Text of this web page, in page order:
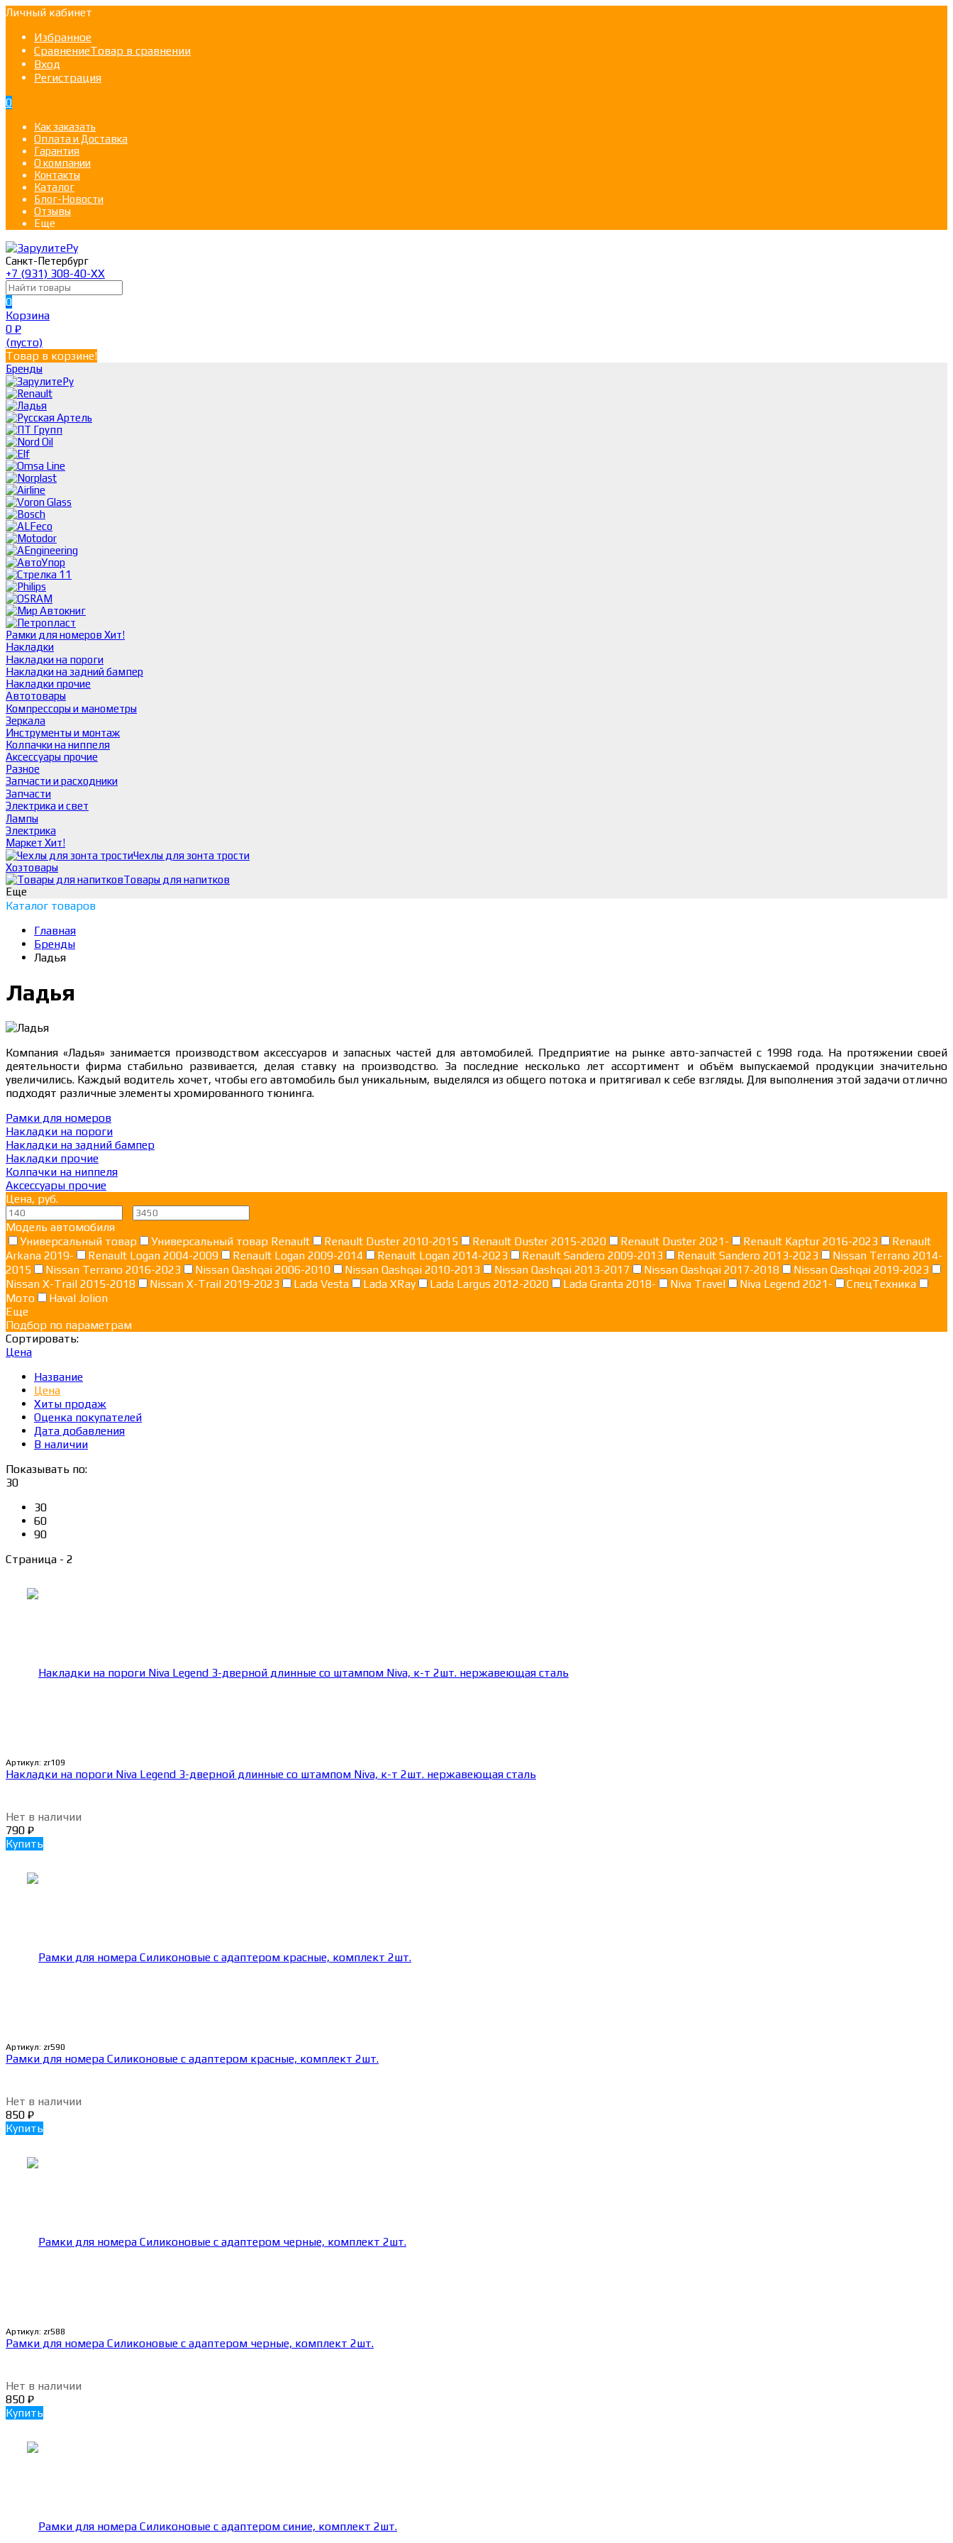
Личный кабинет
Избранное
СравнениеТовар в сравнении
Вход
Регистрация
0
Как заказать
Оплата и Доставка
Гарантия
О компании
Контакты
Каталог
Блог-Новости
Отзывы
Еще
Санкт-Петербург
+7 (931) 308-40-ХХ
0
Корзина
0 ₽
(пусто)
Товар в корзине!
Бренды
Рамки для номеров Хит!
Накладки
Накладки на пороги
Накладки на задний бампер
Накладки прочие
Автотовары
Компрессоры и манометры
Зеркала
Инструменты и монтаж
Колпачки на ниппеля
Аксессуары прочие
Разное
Запчасти и расходники
Запчасти
Электрика и свет
Лампы
Электрика
Маркет Хит!
Чехлы для зонта трости
Хозтовары
Товары для напитков
Еще
Каталог товаров
Главная
Бренды
Ладья
Ладья
Компания «Ладья» занимается производством аксессуаров и запасных частей для автомобилей. Предприятие на рынке авто-запчастей с 1998 года. На протяжении своей
деятельности фирма стабильно развивается, делая ставку на производство. За последние несколько лет ассортимент и объём выпускаемой продукции значительно
увеличились. Каждый водитель хочет, чтобы его автомобиль был уникальным, выделялся из общего потока и притягивал к себе взгляды. Для выполнения этой задачи отлично
подходят различные элементы хромированного тюнинга.
Рамки для номеров
Накладки на пороги
Накладки на задний бампер
Накладки прочие
Колпачки на ниппеля
Аксессуары прочие
Цена, руб.
Модель автомобиля
Универсальный товар
Универсальный товар Renault Renault Duster 2010-2015 Renault Duster 2015-2020 Renault Duster 2021- Renault Kaptur 2016-2023
Renault
Arkana 2019-
Renault Logan 2004-2009 Renault Logan 2009-2014 Renault Logan 2014-2023 Renault Sandero 2009-2013 Renault Sandero 2013-2023
Nissan Terrano 2014-
2015
Nissan Terrano 2016-2023 Nissan Qashqai 2006-2010 Nissan Qashqai 2010-2013 Nissan Qashqai 2013-2017 Nissan Qashqai 2017-2018
Nissan Qashqai 2019-2023
Nissan X-Trail 2015-2018
Nissan X-Trail 2019-2023 Lada Vesta Lada XRay Lada Largus 2012-2020 Lada Granta 2018- Niva Travel Niva Legend 2021-
СпецТехника
Мото
Haval Jolion
Еще
Подбор по параметрам
Сортировать:
Цена
Название
Цена
Хиты продаж
Оценка покупателей
Дата добавления
В наличии
Показывать по:
30
30
60
90
Страница - 2
Артикул: zr109
Накладки на пороги Niva Legend 3-дверной длинные со штампом Niva, к-т 2шт. нержавеющая сталь
Нет в наличии
790 ₽
Купить
Артикул: zr590
Рамки для номера Силиконовые с адаптером красные, комплект 2шт.
Нет в наличии
850 ₽
Купить
Артикул: zr588
Рамки для номера Силиконовые с адаптером черные, комплект 2шт.
Нет в наличии
850 ₽
Купить